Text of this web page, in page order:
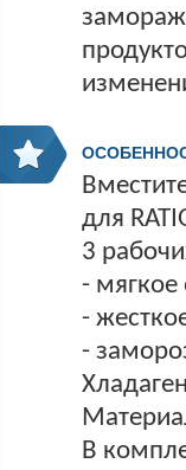
для
3
- мягкое
-
-
В